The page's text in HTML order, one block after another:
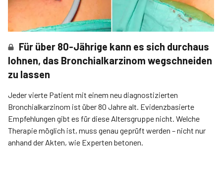
Für über 80-Jährige kann es sich durchaus
lohnen, das Bronchialkarzinom wegschneiden
zu lassen
Jeder vierte Patient mit einem neu diagnostizierten
Bronchialkarzinom ist über 80 Jahre alt. Evidenzbasierte
Empfehlungen gibt es für diese Altersgruppe nicht. Welche
Therapie möglich ist, muss genau geprüft werden – nicht nur
anhand der Akten, wie Experten betonen.